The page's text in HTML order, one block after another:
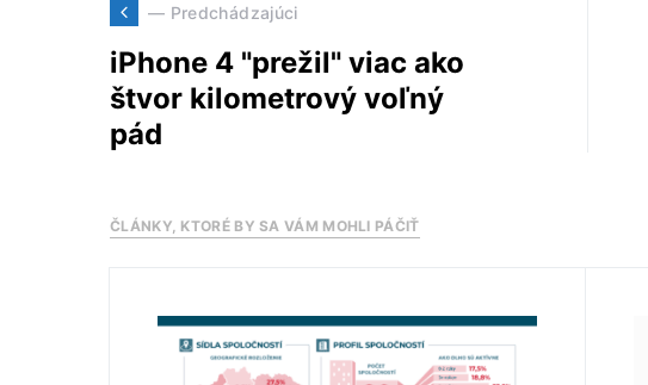
— Predchádzajúci
iPhone 4 "prežil" viac ako
štvor kilometrový voľný
pád
ČLÁNKY, KTORÉ BY SA VÁM MOHLI PÁČIŤ